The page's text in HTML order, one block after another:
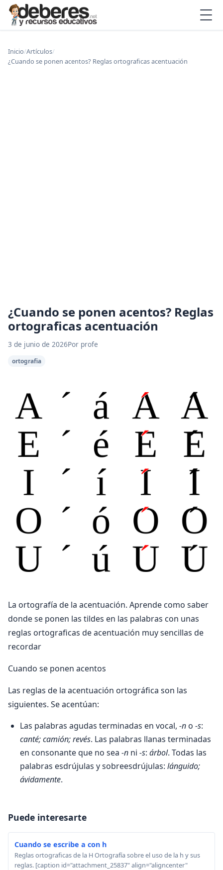
Inicio/Artículos/
¿Cuando se ponen acentos? Reglas ortograficas acentuación
¿Cuando se ponen acentos? Reglas
ortograficas acentuación
3 de junio de 2026Por profe
ortografia
La ortografía de la acentuación. Aprende como saber
donde se ponen las tildes en las palabras con unas
reglas ortograficas de acentuación muy sencillas de
recordar
Cuando se ponen acentos
Las reglas de la acentuación ortográfica son las
siguientes. Se acentúan:
Las palabras agudas terminadas en vocal, -n o -s:
canté; camión; revés. Las palabras llanas terminadas
en consonante que no sea -n ni -s: árbol. Todas las
palabras esdrújulas y sobreesdrújulas: lánguido;
ávidamente.
Puede interesarte
Cuando se escribe a con h
Reglas ortograficas de la H Ortografía sobre el uso de la h y sus
reglas. [caption id="attachment_25837" align="aligncenter"